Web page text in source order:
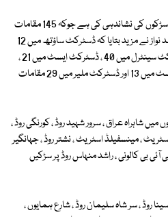
اس سلسلے میں ٹریفک پولیس نے 97 سڑکوں کی نشاندہی کی ہے جوکہ 145 مقامات
سے خراب ہیں۔ ڈی آئی جی ٹریفک احمد نواز نے مزید بتایا کہ ڈسٹرکٹ ساؤتھ میں 12
مقامات ، ڈسٹرکٹ سٹی میں 15 ، ڈسٹرکٹ سینٹرل میں 40 ، ڈسٹرکٹ ایسٹ میں 21 ،
ڈسٹرکٹ کورنگی میں 15 ، ڈسٹرکٹ ویسٹ میں 13 اور ڈسٹرکٹ ملیر میں 29 مقامات
شاہراہ عراق ، سرور شہید روڈ ، کورنگی روڈ ،
، مینسفیلڈ اسٹریٹ ، نشتر روڈ ، جہانگیر
آئی بی کالونی ، راشد منہاس روڈ پر سڑکیں
روڈ ، سر شاہ سلیمان روڈ ، شارع ہمایوں ،